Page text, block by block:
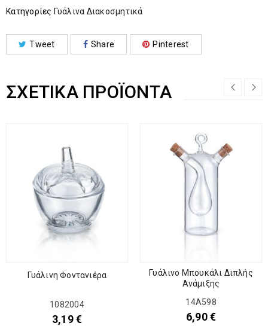
Κατηγορίες Γυάλινα Διακοσμητικά
Tweet Share Pinterest
ΣΧΕΤΙΚΆ ΠΡΟΪΌΝΤΑ
Γυάλινη Φοντανιέρα
1082004
3,19€
Γυάλινο Μπουκάλι Διπλής
Ανάμιξης
14Α598
6,90€